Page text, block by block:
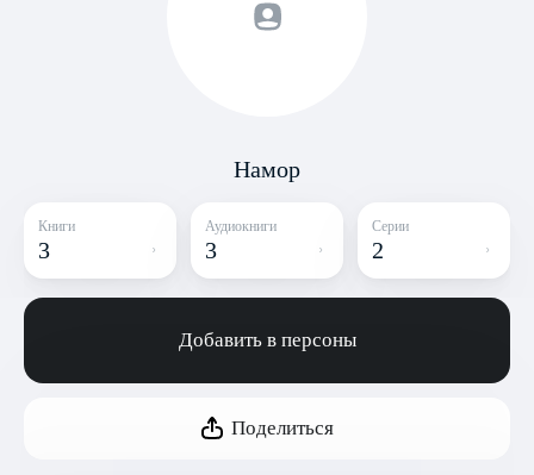
Намор
Книги
3
Аудиокниги
3
Серии
2
Добавить в персоны
Поделиться